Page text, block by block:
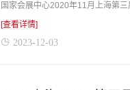
国家会展中心2020年11月上海第
厂商货源的最...
[查看详情]
2023-12-03